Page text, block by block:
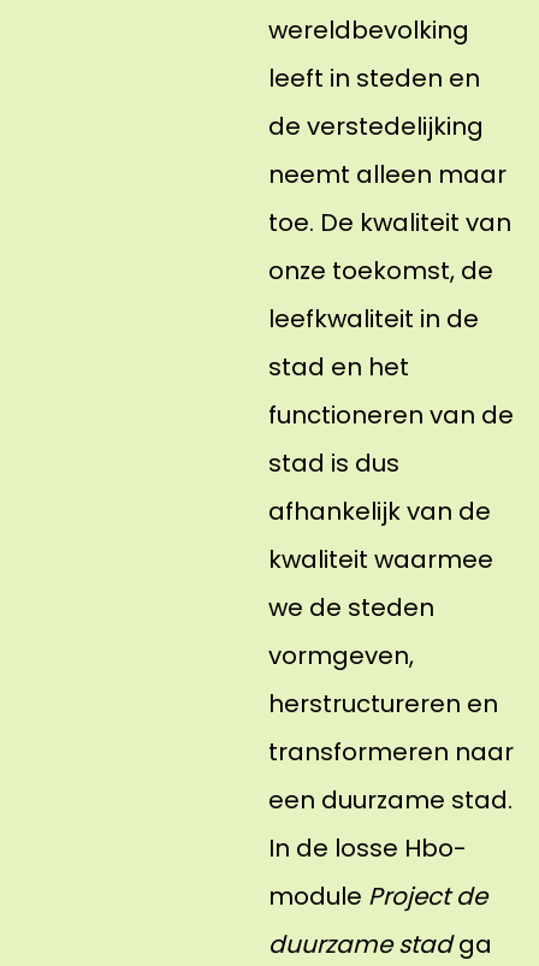
wereldbevolking
leeft in steden en
de verstedelijking
neemt alleen maar
toe. De kwaliteit van
onze toekomst, de
leefkwaliteit in de
stad en het
functioneren van de
stad is dus
afhankelijk van de
kwaliteit waarmee
we de steden
vormgeven,
herstructureren en
transformeren naar
een duurzame stad.
In de losse Hbo-
module Project de
duurzame stadga